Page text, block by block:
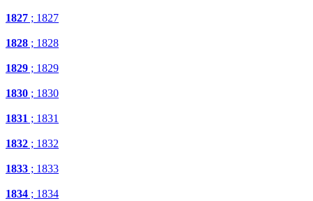
1827 ; 1827
1828 ; 1828
1829 ; 1829
1830 ; 1830
1831 ; 1831
1832 ; 1832
1833 ; 1833
1834 ; 1834